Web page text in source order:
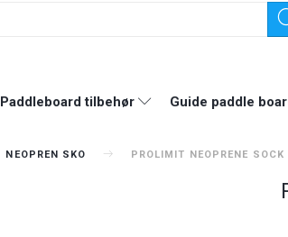
Paddleboard tilbehør Guide paddle
NEOPREN SKO PROLIMIT NEOPRENE SOCK